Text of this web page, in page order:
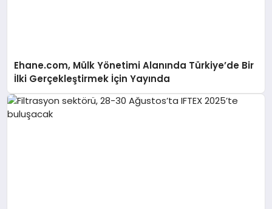
Ehane.com, Mülk Yönetimi Alanında Türkiye’de Bir
İlki Gerçekleştirmek İçin Yayında